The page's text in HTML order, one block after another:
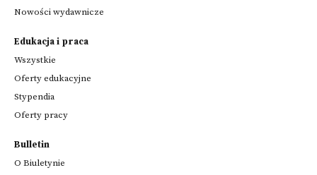
Nowości wydawnicze
Edukacja i praca
Wszystkie
Oferty edukacyjne
Stypendia
Oferty pracy
Bulletin
O Biuletynie